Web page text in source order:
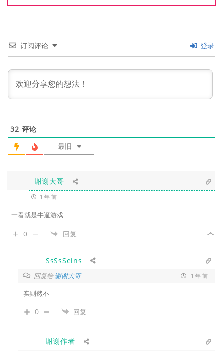
订阅评论 登录
32 评论
最旧
谢谢大哥
1 年 前
一看就是牛逼游戏
0 回复
SsSsSeins
回复给谢谢大哥 1 年 前
实则然不
0 回复
谢谢作者